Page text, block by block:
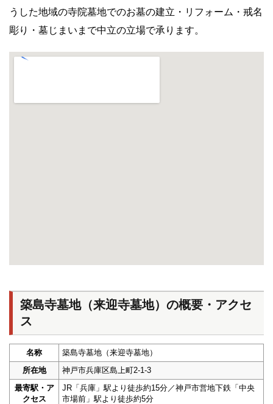
うした地域の寺院墓地でのお墓の建立・リフォーム・戒名
彫り・墓じまいまで中立の立場で承ります。
築島寺墓地（来迎寺墓地）の概要・アクセ
ス
名称
築島寺墓地（来迎寺墓地）
所在地
神戸市兵庫区島上町2-1-3
最寄駅・ア
クセス
JR「兵庫」駅より徒歩約15分／神戸市営地下鉄「中央
市場前」駅より徒歩約5分